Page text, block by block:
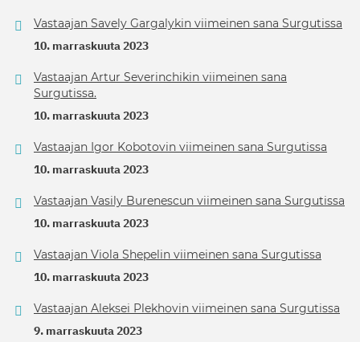
Vastaajan Savely Gargalykin viimeinen sana Surgutissa
10. marraskuuta 2023
Vastaajan Artur Severinchikin viimeinen sana
Surgutissa.
10. marraskuuta 2023
Vastaajan Igor Kobotovin viimeinen sana Surgutissa
10. marraskuuta 2023
Vastaajan Vasily Burenescun viimeinen sana Surgutissa
10. marraskuuta 2023
Vastaajan Viola Shepelin viimeinen sana Surgutissa
10. marraskuuta 2023
Vastaajan Aleksei Plekhovin viimeinen sana Surgutissa
9. marraskuuta 2023